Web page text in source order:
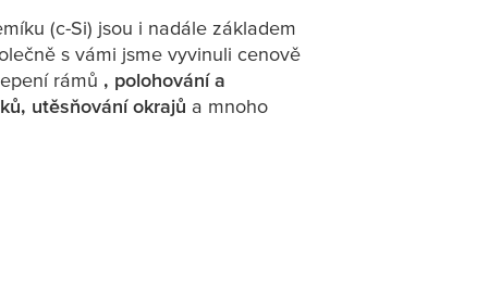
(c-Si) jsou i nadále základem
s vámi jsme vyvinuli cenově
rámů , polohování a
utěsňování okrajů a mnoho